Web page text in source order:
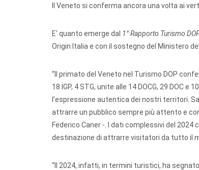
Il Veneto si conferma ancora una volta ai
E’ quanto emerge dal 1° Rapporto Turismo
Origin Italia e con il sostegno del Ministero
“Il primato del Veneto nel Turismo DOP
18 IGP, 4 STG, unite alle 14 DOCG, 29 DOC
l’espressione autentica dei nostri territori.
attrarre un pubblico sempre più attento e
Federico Caner -. I dati complessivi del
destinazione di attrarre visitatori da tutto il
“Il 2024, infatti, in termini turistici, ha